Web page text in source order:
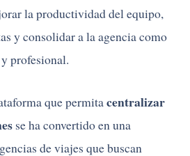
la productividad del equipo,
y consolidar a la agencia como
profesional.
que permitacentralizar
se ha convertido en una
de viajes que buscan